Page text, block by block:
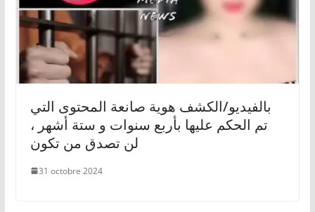
بالفيديو/الكشف هوية صانعة المحتوى التي
تم الحكم عليها بأربع سنوات و ستة أشهر ،
لن تصدق من تكون
31 octobre 2024